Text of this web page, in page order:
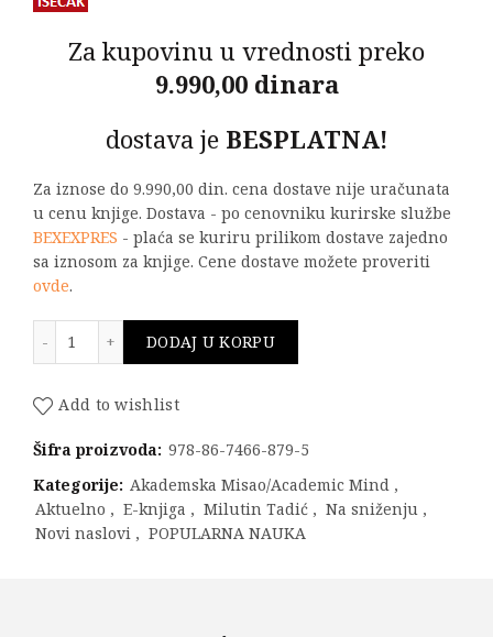
Za kupovinu u vrednosti preko
9.990,00 dinara
dostava je BESPLATNA!
Za iznose do 9.990,00 din. cena dostave nije uračunata
u cenu knjige. Dostava - po cenovniku kurirske službe
BEXEXPRES - plaća se kuriru prilikom dostave zajedno
sa iznosom za knjige. Cene dostave možete proveriti
ovde.
DODAJ U KORPU
Add to wishlist
Šifra proizvoda: 978-86-7466-879-5
Kategorije: Akademska Misao/Academic Mind ,
Aktuelno , E-knjiga , Milutin Tadić , Na sniženju ,
Novi naslovi , POPULARNA NAUKA